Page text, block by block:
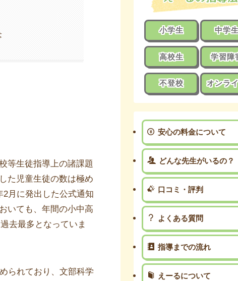
等生徒指導上の諸課題
た児童生徒の数は極め
月に発出した公式通知
いても、年間の小中高
去最多となっていま
られており、文部科学
小学生 中学
高校生 学習障
不登校 オンラ
安心の料金について
どんな先生がいるの？
口コミ・評判
よくある質問
指導までの流れ
えーるについて